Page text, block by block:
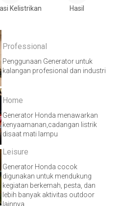
Kelistrikan Hasil
Professional
Penggunaan Generator untuk
kalangan profesional dan industri
Home
Generator Honda menawarkan
kenyaamanan,cadangan listrik
disaat mati lampu
Leisure
Generator Honda cocok
digunakan untuk mendukung
kegiatan berkemah, pesta, dan
lebih banyak aktivitas outdoor
lainnya